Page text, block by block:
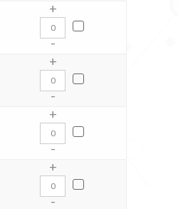
+
-
+
-
+
-
+
-